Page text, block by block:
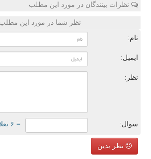
نظرات بینندگان در مورد این مطلب
نظر شما در مورد این مطلب
نام:
ایمیل:
نظر:
سوال: = ۶ بعلاوه ۳
نظر بدین